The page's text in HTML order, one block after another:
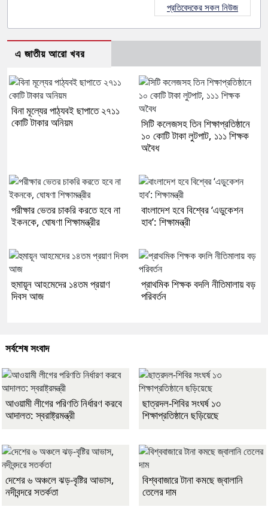
প্রতিবেদকের সকল নিউজ
এ জাতীয় আরো খবর
বিনা মূল্যের পাঠ্যবই ছাপাতে ২৭১১
কোটি টাকার অনিয়ম
সিটি কলেজসহ তিন শিক্ষাপ্রতিষ্ঠানে
১০ কোটি টাকা লুটপাট, ১১১ শিক্ষক
অবৈধ
পরীক্ষার ভেতর চাকরি করতে হবে না
ইকনকে, ঘোষণা শিক্ষামন্ত্রীর
বাংলাদেশ হবে বিশ্বের ‘এডুকেশন
হাব’: শিক্ষামন্ত্রী
হুমায়ূন আহমেদের ১৪তম প্রয়াণ
দিবস আজ
প্রাথমিক শিক্ষক বদলি নীতিমালায় বড়
পরিবর্তন
সর্বশেষ সংবাদ
আওয়ামী লীগের পরিণতি নির্ধারণ করবে
আদালত: স্বরাষ্ট্রমন্ত্রী
ছাত্রদল-শিবির সংঘর্ষ ১৩
শিক্ষাপ্রতিষ্ঠানে ছড়িয়েছে
দেশের ৬ অঞ্চলে ঝড়-বৃষ্টির আভাস,
নদীবন্দরে সতর্কতা
বিশ্ববাজারে টানা কমছে জ্বালানি
তেলের দাম